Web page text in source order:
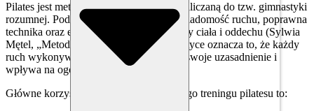
Pilates jest metodą ćwiczeń fizycznych zaliczaną do tzw. gimnastyki
rozumnej. Podstawą tej koncepcji jest świadomość ruchu, poprawna
technika oraz edukacja dotycząca postawy ciała i oddechu (Sylwia
Mętel, „Metoda Pilatesa”, 2016). W praktyce oznacza to, że każdy
ruch wykonywany podczas treningu ma swoje uzasadnienie i
wpływa na ogólną kondycję organizmu.
Główne korzyści wynikające z regularnego treningu pilatesu to: